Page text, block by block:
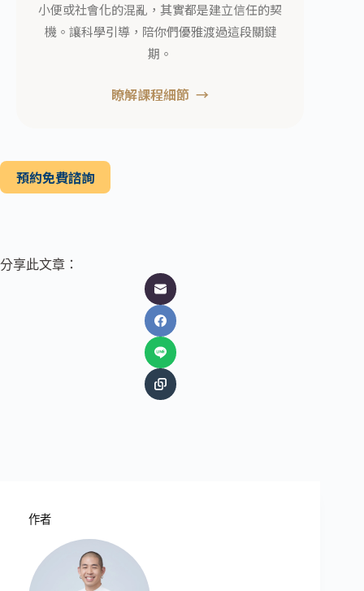
小便或社會化的混亂，其實都是建立信任的契
機。讓科學引導，陪你們優雅渡過這段關鍵
期。
瞭解課程細節
預約免費諮詢
分享此文章：
作者